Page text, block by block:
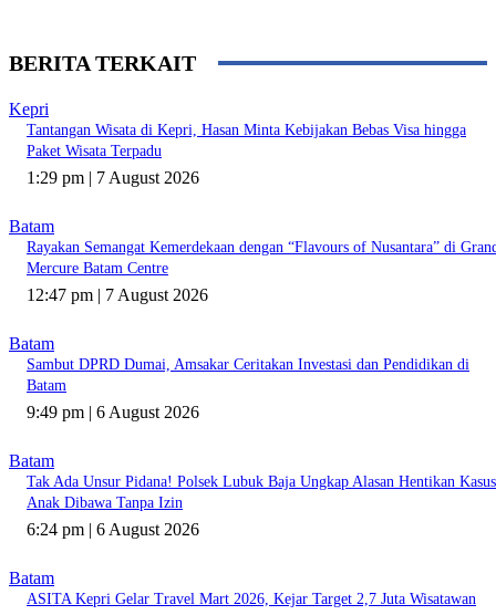
BERITA TERKAIT
Kepri
Tantangan Wisata di Kepri, Hasan Minta Kebijakan Bebas Visa hingga
Paket Wisata Terpadu
1:29 pm | 7 August 2026
Batam
Rayakan Semangat Kemerdekaan dengan “Flavours of Nusantara” di
Mercure Batam Centre
12:47 pm | 7 August 2026
Batam
Sambut DPRD Dumai, Amsakar Ceritakan Investasi dan Pendidikan di
Batam
9:49 pm | 6 August 2026
Batam
Tak Ada Unsur Pidana! Polsek Lubuk Baja Ungkap Alasan Hentikan Kasus
Anak Dibawa Tanpa Izin
6:24 pm | 6 August 2026
Batam
ASITA Kepri Gelar Travel Mart 2026, Kejar Target 2,7 Juta Wisatawan